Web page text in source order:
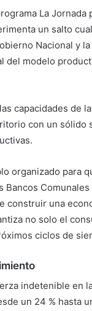
La
un salto
Nacional y
del modelo
capacidades de
con un sólido
organizado para
construir una
no solo el
ciclos de
indetenible en
un 24 % hasta